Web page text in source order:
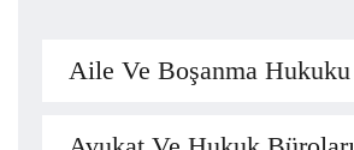
Aile Ve Boşanma Hukuku